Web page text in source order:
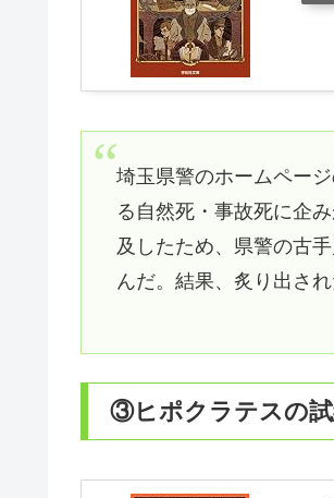
埼玉県警のホームペー
る自然死・事故死に企
及したため、県警の古
んだ。結果、炙り出さ
③ヒポクラテスの